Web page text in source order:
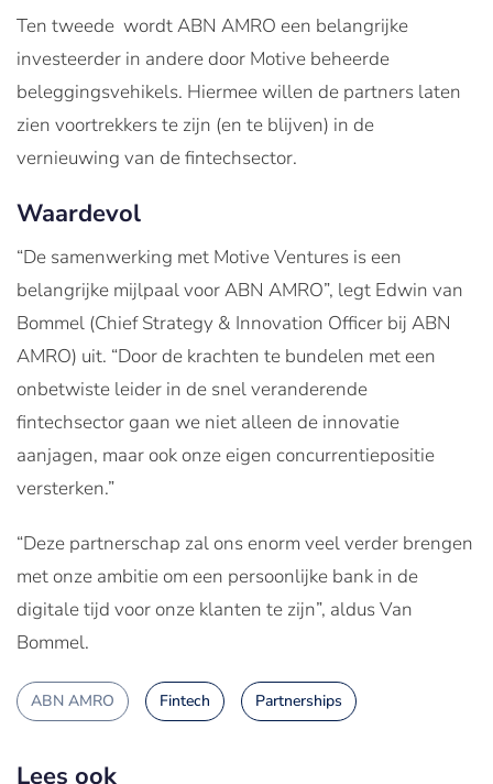
Ten tweede wordt ABN AMRO een belangrijke
investeerder in andere door Motive beheerde
beleggingsvehikels. Hiermee willen de partners laten
zien voortrekkers te zijn (en te blijven) in de
vernieuwing van de fintechsector.
Waardevol
“De samenwerking met Motive Ventures is een
belangrijke mijlpaal voor ABN AMRO”, legt Edwin van
Bommel (Chief Strategy & Innovation Officer bij ABN
AMRO) uit. “Door de krachten te bundelen met een
onbetwiste leider in de snel veranderende
fintechsector gaan we niet alleen de innovatie
aanjagen, maar ook onze eigen concurrentiepositie
versterken.”
“Deze partnerschap zal ons enorm veel verder brengen
met onze ambitie om een persoonlijke bank in de
digitale tijd voor onze klanten te zijn”, aldus Van
Bommel.
ABN AMRO Fintech Partnerships
Lees ook